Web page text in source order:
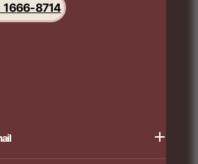
1666-8714